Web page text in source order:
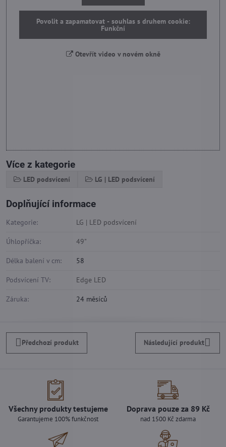
Povolit a zapamatovat - souhlas s druhem cookie:
Funkční
Otevřít video v novém okně
Více z kategorie
LED podsvícení LG | LED podsvícení
Doplňující informace
Kategorie: LG | LED podsvícení
Úhlopříčka: 49"
Délka balení v cm: 58
Podsvícení TV: Edge LED
Záruka: 24 měsíců
Předchozí produkt Následující produkt
Všechny produkty testujeme
Garantujeme 100% funkčnost
Doprava pouze za 89 Kč
nad 1500 Kč zdarma